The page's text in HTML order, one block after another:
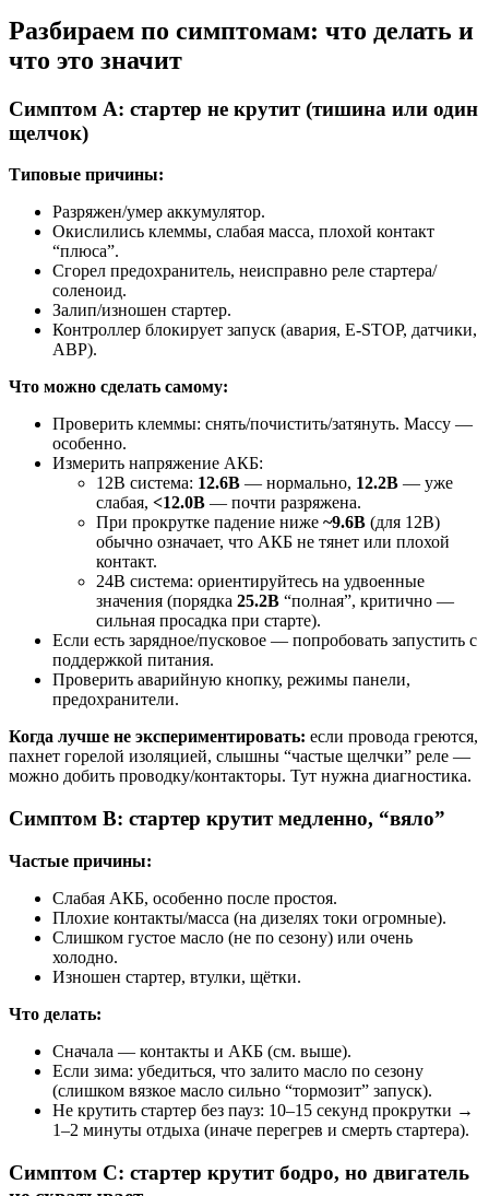
Разбираем по симптомам: что делать и
что это значит
Симптом А: стартер не крутит (тишина или один
щелчок)
Типовые причины:
Разряжен/умер аккумулятор.
Окислились клеммы, слабая масса, плохой контакт
“плюса”.
Сгорел предохранитель, неисправно реле стартера/
соленоид.
Залип/изношен стартер.
Контроллер блокирует запуск (авария, E-STOP, датчики,
АВР).
Что можно сделать самому:
Проверить клеммы: снять/почистить/затянуть. Массу —
особенно.
Измерить напряжение АКБ:
12В система: 12.6В — нормально, 12.2В — уже
слабая, <12.0В — почти разряжена.
При прокрутке падение ниже ~9.6В (для 12В)
обычно означает, что АКБ не тянет или плохой
контакт.
24В система: ориентируйтесь на удвоенные
значения (порядка 25.2В “полная”, критично —
сильная просадка при старте).
Если есть зарядное/пусковое — попробовать запустить с
поддержкой питания.
Проверить аварийную кнопку, режимы панели,
предохранители.
Когда лучше не экспериментировать: если провода греются,
пахнет горелой изоляцией, слышны “частые щелчки” реле —
можно добить проводку/контакторы. Тут нужна диагностика.
Симптом B: стартер крутит медленно, “вяло”
Частые причины:
Слабая АКБ, особенно после простоя.
Плохие контакты/масса (на дизелях токи огромные).
Слишком густое масло (не по сезону) или очень
холодно.
Изношен стартер, втулки, щётки.
Что делать:
Сначала — контакты и АКБ (см. выше).
Если зима: убедиться, что залито масло по сезону
(слишком вязкое масло сильно “тормозит” запуск).
Не крутить стартер без пауз: 10–15 секунд прокрутки →
1–2 минуты отдыха (иначе перегрев и смерть стартера).
Симптом C: стартер крутит бодро, но двигатель